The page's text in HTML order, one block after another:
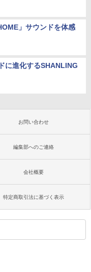
」サウンドを体感
に進化するSHANLING
お問い合わせ
編集部へのご連絡
会社概要
特定商取引法に基づく表示